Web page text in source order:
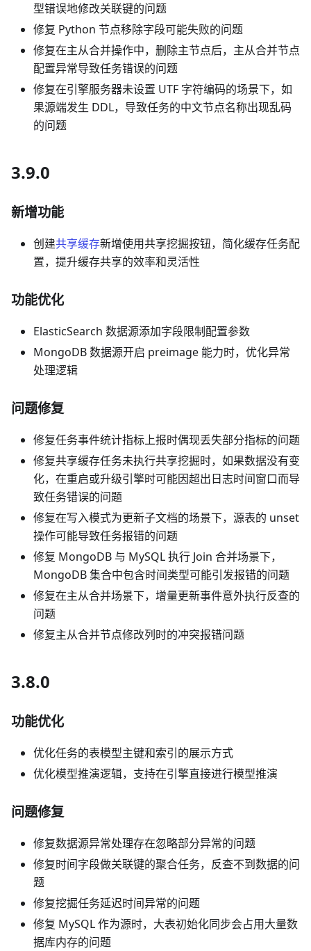
型错误地修改关联键的问题
修复 Python 节点移除字段可能失败的问题
修复在主从合并操作中，删除主节点后，主从合并节点
配置异常导致任务错误的问题
修复在引擎服务器未设置 UTF 字符编码的场景下，如
果源端发生 DDL，导致任务的中文节点名称出现乱码
的问题
3.9.0
新增功能
创建共享缓存新增使用共享挖掘按钮，简化缓存任务配
置，提升缓存共享的效率和灵活性
功能优化
ElasticSearch 数据源添加字段限制配置参数
MongoDB 数据源开启 preimage 能力时，优化异常
处理逻辑
问题修复
修复任务事件统计指标上报时偶现丢失部分指标的问题
修复共享缓存任务未执行共享挖掘时，如果数据没有变
化，在重启或升级引擎时可能因超出日志时间窗口而导
致任务错误的问题
修复在写入模式为更新子文档的场景下，源表的 unset
操作可能导致任务报错的问题
修复 MongoDB 与 MySQL 执行 Join 合并场景下，
MongoDB 集合中包含时间类型可能引发报错的问题
修复在主从合并场景下，增量更新事件意外执行反查的
问题
修复主从合并节点修改列时的冲突报错问题
3.8.0
功能优化
优化任务的表模型主键和索引的展示方式
优化模型推演逻辑，支持在引擎直接进行模型推演
问题修复
修复数据源异常处理存在忽略部分异常的问题
修复时间字段做关联键的聚合任务，反查不到数据的问
题
修复挖掘任务延迟时间异常的问题
修复 MySQL 作为源时，大表初始化同步会占用大量数
据库内存的问题